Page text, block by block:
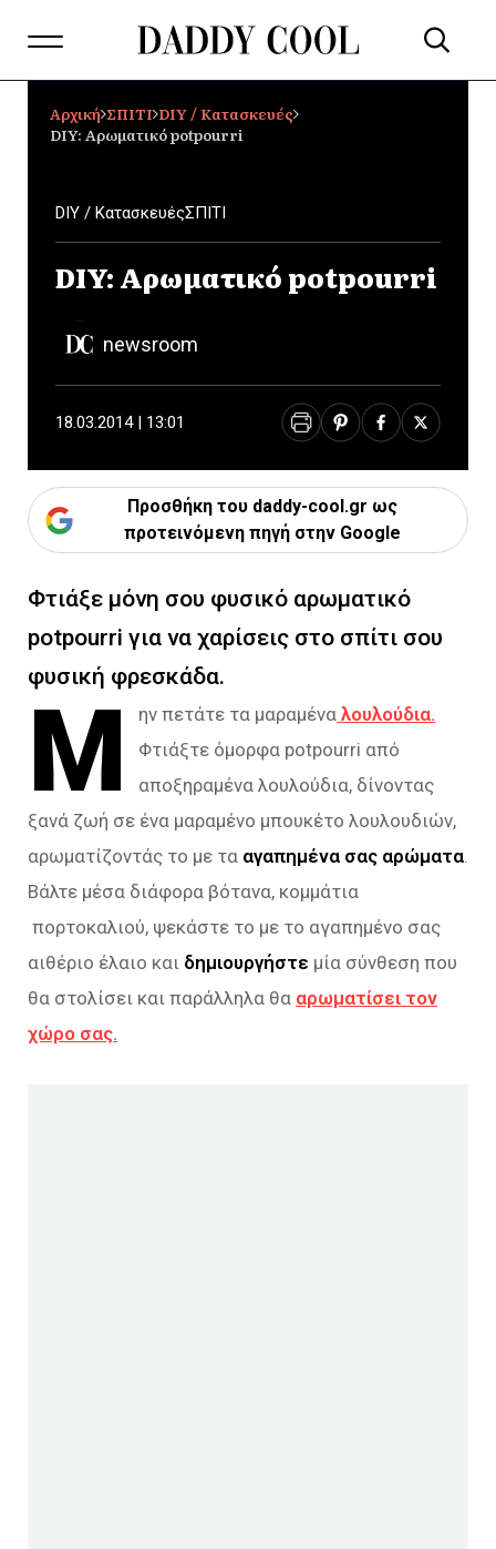
Αρχική ΣΠΙΤΙ DIY / Κατασκευές
DIY: Αρωματικό potpourri
DIY / ΚατασκευέςΣΠΙΤΙ
DIY: Αρωματικό potpourri
newsroom
18.03.2014 | 13:01
Προσθήκη του daddy-cool.gr ως
προτεινόμενη πηγή στην Google
Φτιάξε μόνη σου φυσικό αρωματικό
potpourri για να χαρίσεις στο σπίτι σου
φυσική φρεσκάδα.
Μ ην πετάτε τα μαραμένα λουλούδια.
Φτιάξτε όμορφα potpourri από
αποξηραμένα λουλούδια, δίνοντας
ξανά ζωή σε ένα μαραμένο μπουκέτο λουλουδιών,
αρωματίζοντάς το με τα αγαπημένα σας αρώματα.
Βάλτε μέσα διάφορα βότανα, κομμάτια
πορτοκαλιού, ψεκάστε το με το αγαπημένο σας
αιθέριο έλαιο και δημιουργήστε μία σύνθεση που
θα στολίσει και παράλληλα θα αρωματίσει τον
χώρο σας.